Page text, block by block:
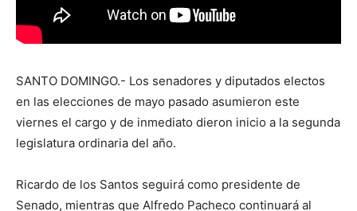
SANTO DOMINGO.- Los senadores y diputados electos
en las elecciones de mayo pasado asumieron este
viernes el cargo y de inmediato dieron inicio a la segunda
legislatura ordinaria del año.
Ricardo de los Santos seguirá como presidente de
Senado, mientras que Alfredo Pacheco continuará al